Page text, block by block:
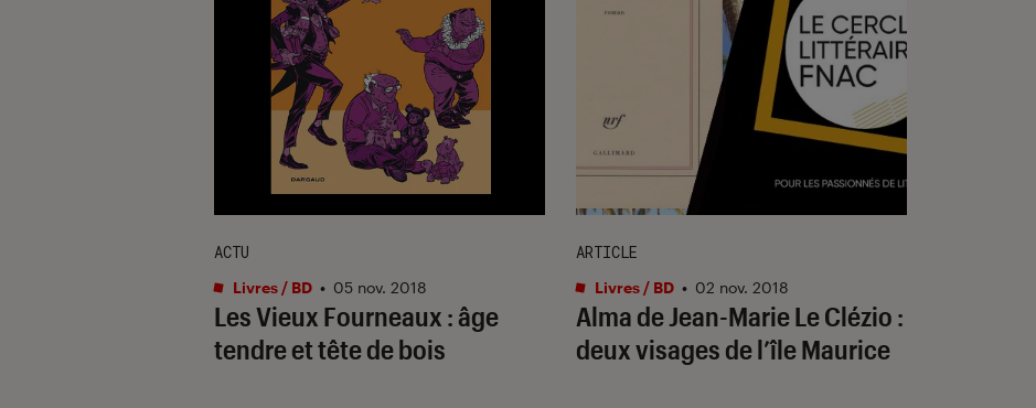
Les Vieux Fourneaux : âge
tendre et tête de bois
ACTU
Livres / BD • 05 nov. 2018
Alma de Jean-Marie Le Clézio :
deux visages de l’île Maurice
ARTICLE
Livres / BD • 02 nov. 2018